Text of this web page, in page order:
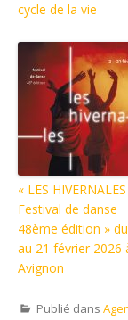
cycle de la vie
« LES HIVERNALES
Festival de danse
48ème édition »
au 21 février 2026
Avignon
Publié dans